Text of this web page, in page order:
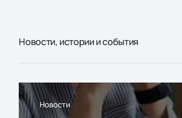
Новости, истории и события
Новости